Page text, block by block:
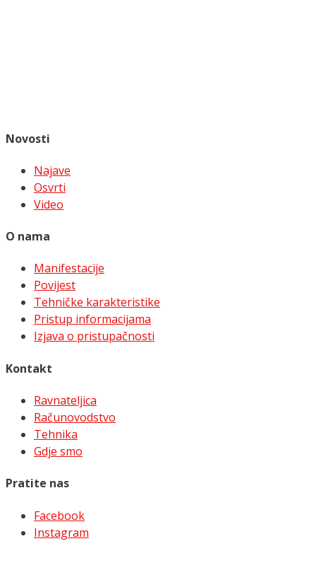
Novosti
Najave
Osvrti
Video
O nama
Manifestacije
Povijest
Tehničke karakteristike
Pristup informacijama
Izjava o pristupačnosti
Kontakt
Ravnateljica
Računovodstvo
Tehnika
Gdje smo
Pratite nas
Facebook
Instagram